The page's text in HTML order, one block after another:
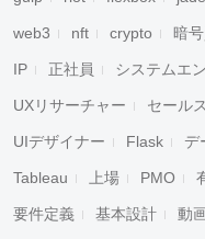
web3 nft crypto 暗
IP 正社員 システムエ
UXリサーチャー セール
UIデザイナー Flask デ
Tableau 上場 PMO
要件定義 基本設計 動